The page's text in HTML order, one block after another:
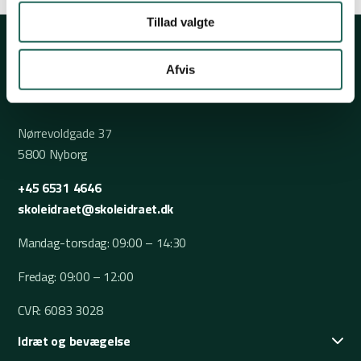
Tillad valgte
Afvis
Nørrevoldgade 37
5800 Nyborg
+45 6531 4646
skoleidraet@skoleidraet.dk
Mandag-torsdag: 09:00 – 14:30
Fredag: 09:00 – 12:00
CVR: 6083 3028
Idræt og bevægelse